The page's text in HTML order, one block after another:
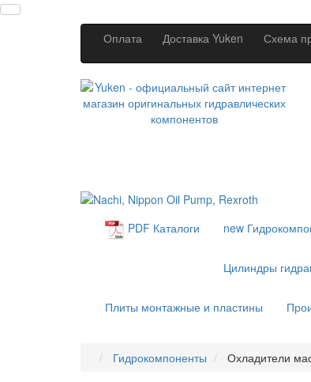
Оплата Доставка Yuken Схема
PDF Каталоги new
Цилиндры
Плиты монтажные и пластины
Гидрокомпоненты Охладители